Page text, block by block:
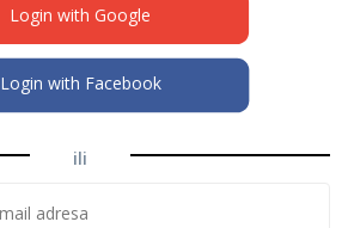
Login with Google
Login with Facebook
ili